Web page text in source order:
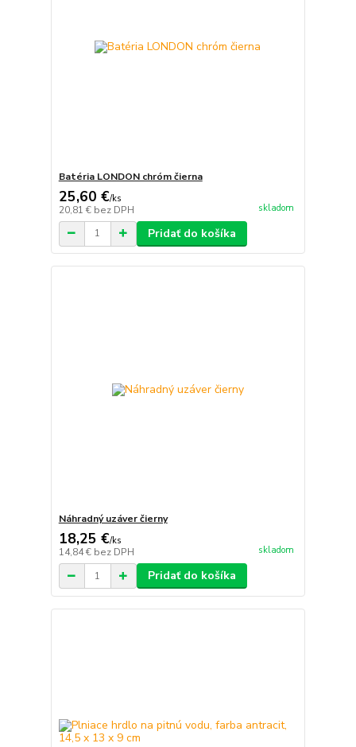
Batéria LONDON chróm čierna
25,60 €/ks
20,81 € bez DPH skladom
Pridať do košíka
Náhradný uzáver čierny
18,25 €/ks
14,84 € bez DPH skladom
Pridať do košíka